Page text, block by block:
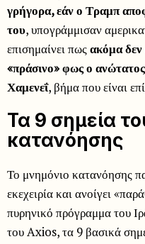
γρήγορα, εάν ο Τραμπ
του, υπογράμμισαν
επισημαίνει πωςακόμα δεν
«πράσινο» φως ο
Χαμενεΐ, βήμα που είναι
Τα 9 σημεία
κατανόησης
Το μνημόνιο κατανόησης
εκεχειρία και ανοίγει
πυρηνικό πρόγραμμα του
του Axios, τα 9 βασικά